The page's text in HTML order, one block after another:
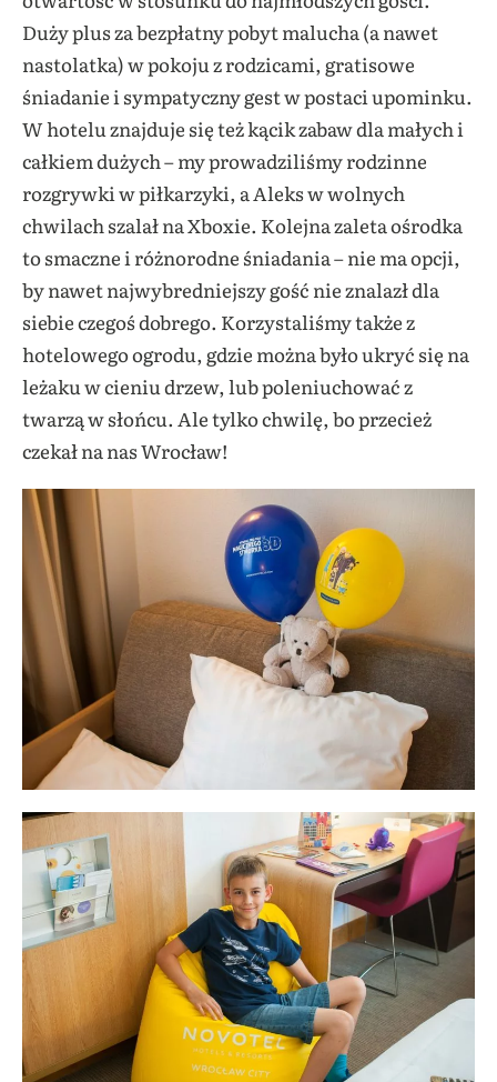
Duży plus za bezpłatny pobyt malucha (a nawet
nastolatka) w pokoju z rodzicami, gratisowe
śniadanie i sympatyczny gest w postaci upominku.
W hotelu znajduje się też kącik zabaw dla małych i
całkiem dużych – my prowadziliśmy rodzinne
rozgrywki w piłkarzyki, a Aleks w wolnych
chwilach szalał na Xboxie. Kolejna zaleta ośrodka
to smaczne i różnorodne śniadania – nie ma opcji,
by nawet najwybredniejszy gość nie znalazł dla
siebie czegoś dobrego. Korzystaliśmy także z
hotelowego ogrodu, gdzie można było ukryć się na
leżaku w cieniu drzew, lub poleniuchować z
twarzą w słońcu. Ale tylko chwilę, bo przecież
czekał na nas Wrocław!